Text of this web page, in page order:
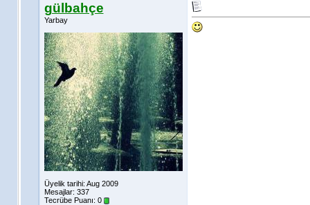
gülbahçe
Yarbay
Üyelik tarihi: Aug 2009
Mesajlar: 337
Tecrübe Puanı: 0